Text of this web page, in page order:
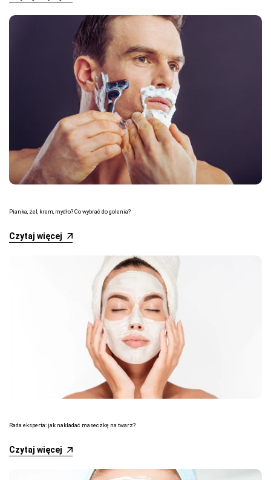
Pianka, żel, krem, mydło? Co wybrać do golenia?
Czytaj więcej
Rada eksperta: jak nakładać maseczkę na twarz?
Czytaj więcej